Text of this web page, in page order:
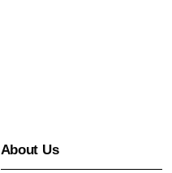
About Us